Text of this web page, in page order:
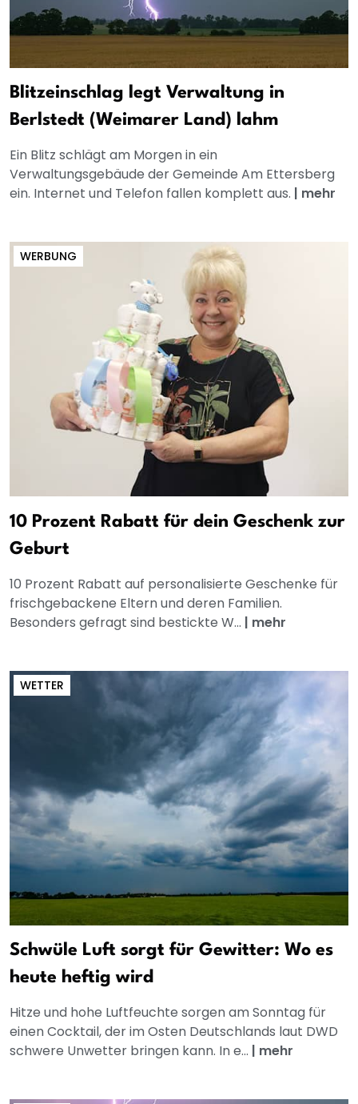
Blitzeinschlag legt Verwaltung in
Berlstedt (Weimarer Land) lahm
Ein Blitz schlägt am Morgen in ein
Verwaltungsgebäude der Gemeinde Am Ettersberg
ein. Internet und Telefon fallen komplett aus. | mehr
WERBUNG
10 Prozent Rabatt für dein Geschenk zur
Geburt
10 Prozent Rabatt auf personalisierte Geschenke für
frischgebackene Eltern und deren Familien.
Besonders gefragt sind bestickte W... | mehr
WETTER
Schwüle Luft sorgt für Gewitter: Wo es
heute heftig wird
Hitze und hohe Luftfeuchte sorgen am Sonntag für
einen Cocktail, der im Osten Deutschlands laut DWD
schwere Unwetter bringen kann. In e... | mehr